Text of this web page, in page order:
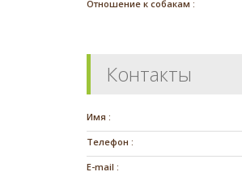
Отношение к собакам :
Контакты
Имя :
Телефон :
E-mail :